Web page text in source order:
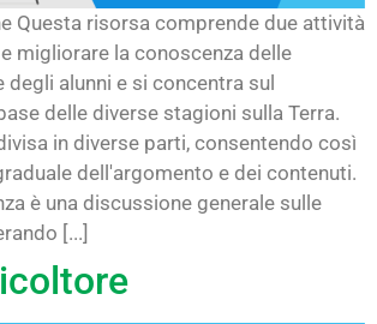
Questa risorsa comprende due attività
migliorare la conoscenza delle
alunni e si concentra sul
delle diverse stagioni sulla Terra.
in diverse parti, consentendo così
dell'argomento e dei contenuti.
è una discussione generale sulle
[...]